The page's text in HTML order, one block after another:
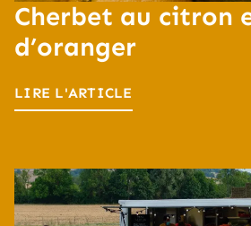
Cherbet au citron
d’oranger
LIRE L'ARTICLE